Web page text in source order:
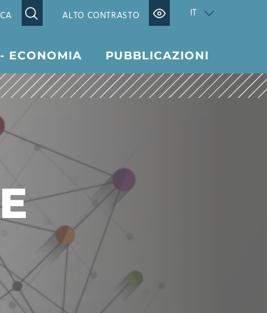
ALTO CONTRASTO IT
ECONOMIA PUBBLICAZIONI